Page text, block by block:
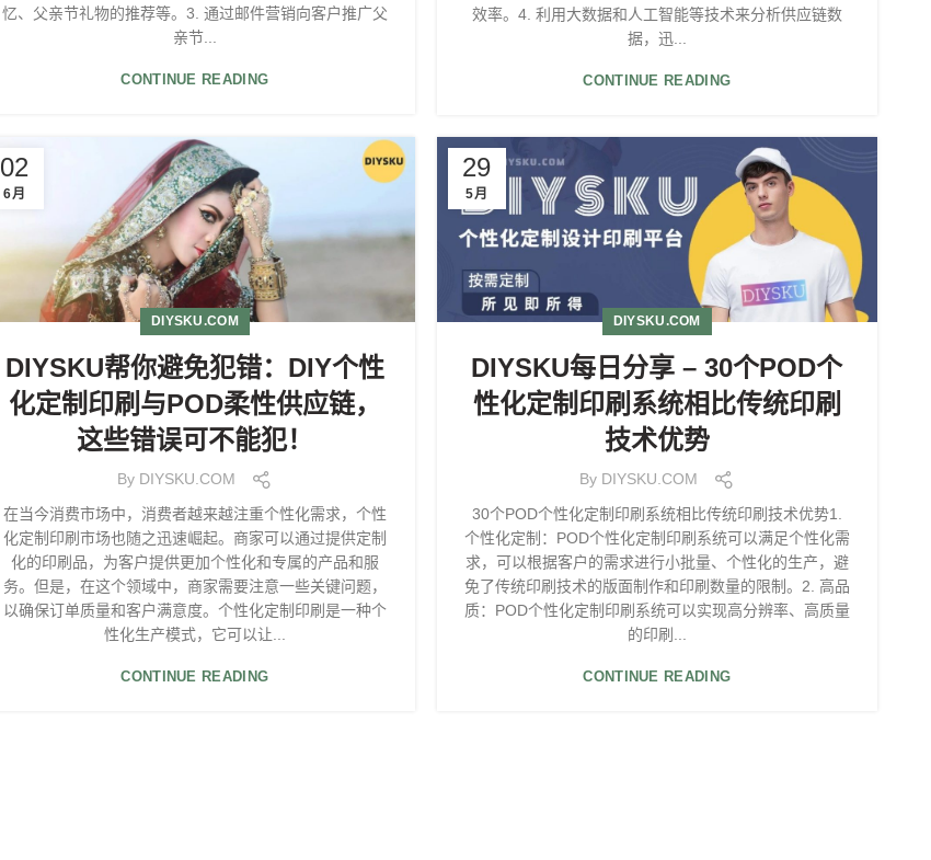
忆、父亲节礼物的推荐等。3. 通过邮件营销向客户推广父
亲节...
CONTINUE READING
效率。4. 利用大数据和人工智能等技术来分析供应链数
据，迅...
CONTINUE READING
02
6月
DIYSKU.COM
DIYSKU帮你避免犯错：DIY个性
化定制印刷与POD柔性供应链，
这些错误可不能犯！
By DIYSKU.COM
在当今消费市场中，消费者越来越注重个性化需求，个性
化定制印刷市场也随之迅速崛起。商家可以通过提供定制
化的印刷品，为客户提供更加个性化和专属的产品和服
务。但是，在这个领域中，商家需要注意一些关键问题，
以确保订单质量和客户满意度。个性化定制印刷是一种个
性化生产模式，它可以让...
CONTINUE READING
29
5月
DIYSKU.COM
DIYSKU每日分享 – 30个POD个
性化定制印刷系统相比传统印刷
技术优势
By DIYSKU.COM
30个POD个性化定制印刷系统相比传统印刷技术优势1.
个性化定制：POD个性化定制印刷系统可以满足个性化需
求，可以根据客户的需求进行小批量、个性化的生产，避
免了传统印刷技术的版面制作和印刷数量的限制。2. 高品
质：POD个性化定制印刷系统可以实现高分辨率、高质量
的印刷...
CONTINUE READING